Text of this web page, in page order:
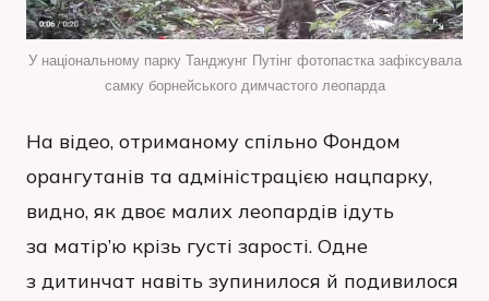
У національному парку Танджунг Путінг фотопастка зафіксувала
самку борнейського димчастого леопарда
На відео, отриманому спільно Фондом
орангутанів та адміністрацією нацпарку,
видно, як двоє малих леопардів ідуть
за матір’ю крізь густі зарості. Одне
з дитинчат навіть зупинилося й подивилося